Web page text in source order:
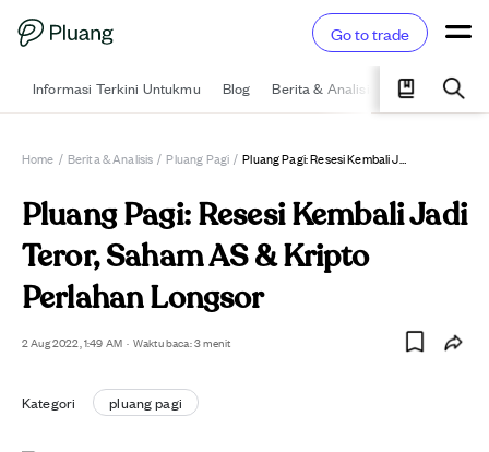
Go to trade
Informasi Terkini Untukmu Blog Berita & Analisis Pelajari
Home / Berita & Analisis / Pluang Pagi / Pluang Pagi: Resesi Kembali Jadi Teror, Saham AS & Kripto Perlahan Longsor
Pluang Pagi: Resesi Kembali Jadi
Teror, Saham AS & Kripto
Perlahan Longsor
2 Aug 2022, 1:49 AM · Waktu baca: 3 menit
Kategori pluang pagi